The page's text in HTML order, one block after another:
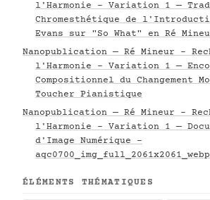
l'Harmonie - Variation 1 —
Chromesthétique de
Evans sur "So What" en Ré
Nanopublication — Ré Mineur -
l'Harmonie - Variation 1 —
Compositionnel du Changement
Toucher Pianistique
Nanopublication — Ré Mineur -
l'Harmonie - Variation 1 —
d'Image Numérique -
aqc0700_img_full_2061x2061_webp
ÉLÉMENTS THÉMATIQUES